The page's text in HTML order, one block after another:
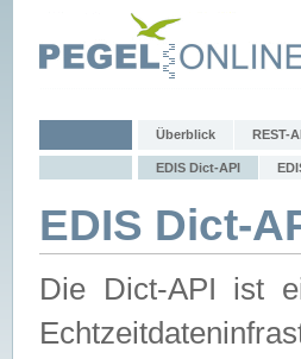
Überblick REST-
EDIS Dict-API
EDIS Dict-
Die Dict-API ist